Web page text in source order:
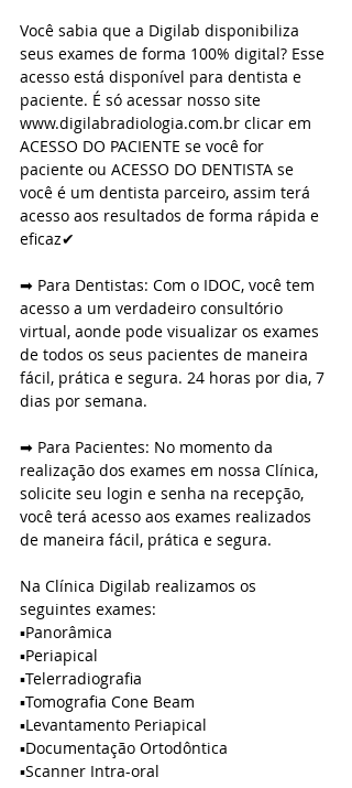
Você sabia que a Digilab disponibiliza
seus exames de forma 100% digital? Esse
acesso está disponível para dentista e
paciente. É só acessar nosso site
www.digilabradiologia.com.br clicar em
ACESSO DO PACIENTE se você for
paciente ou ACESSO DO DENTISTA se
você é um dentista parceiro, assim terá
acesso aos resultados de forma rápida e
eficaz✔
➡ Para Dentistas: Com o IDOC, você tem
acesso a um verdadeiro consultório
virtual, aonde pode visualizar os exames
de todos os seus pacientes de maneira
fácil, prática e segura. 24 horas por dia, 7
dias por semana.
➡ Para Pacientes: No momento da
realização dos exames em nossa Clínica,
solicite seu login e senha na recepção,
você terá acesso aos exames realizados
de maneira fácil, prática e segura.
Na Clínica Digilab realizamos os
seguintes exames:
▪️Panorâmica
▪️Periapical
▪️Telerradiografia
▪️Tomografia Cone Beam
▪️Levantamento Periapical
▪️Documentação Ortodôntica
▪️Scanner Intra-oral